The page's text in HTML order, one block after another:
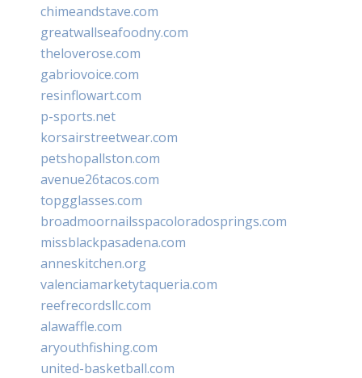
chimeandstave.com
greatwallseafoodny.com
theloverose.com
gabriovoice.com
resinflowart.com
p-sports.net
korsairstreetwear.com
petshopallston.com
avenue26tacos.com
topgglasses.com
broadmoornailsspacoloradosprings.com
missblackpasadena.com
anneskitchen.org
valenciamarketytaqueria.com
reefrecordsllc.com
alawaffle.com
aryouthfishing.com
united-basketball.com